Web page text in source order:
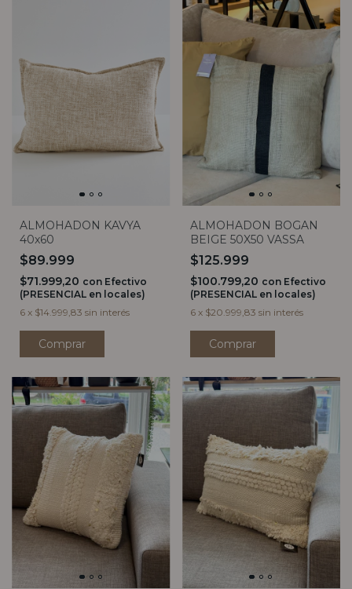
ALMOHADON KAVYA
40x60
$89.999
$71.999,20 con Efectivo
(PRESENCIAL en locales)
6 x $14.999,83 sin interés
Comprar
ALMOHADON BOGAN
BEIGE 50X50 VASSA
$125.999
$100.799,20 con Efectivo
(PRESENCIAL en locales)
6 x $20.999,83 sin interés
Comprar